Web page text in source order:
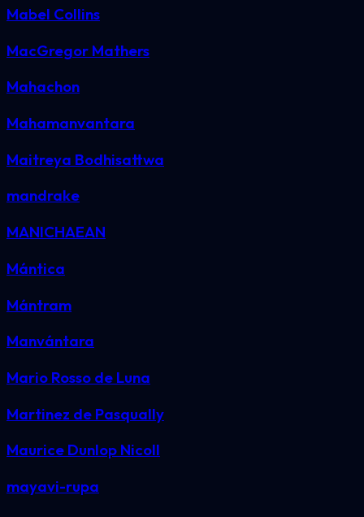
Mabel Collins
MacGregor Mathers
Mahachon
Mahamanvantara
Maitreya Bodhisattwa
mandrake
MANICHAEAN
Mántica
Mántram
Manvántara
Mario Rosso de Luna
Martinez de Pasqually
Maurice Dunlop Nicoll
mayavi-rupa